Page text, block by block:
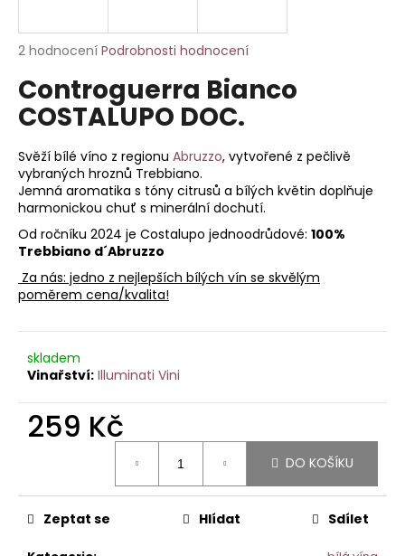
Průměrné
produktu
je
5,0
5
hvězdiček.
2 hodnocení Podrobnosti hodnocení
Controguerra Bianco
COSTALUPO DOC.
Svěží bílé víno z regionu Abruzzo, vytvořené z pečlivě
vybraných hroznů Trebbiano.
Jemná aromatika s tóny citrusů a bílých květin doplňuje
harmonickou chuť s minerální dochutí.
Od ročníku 2024 je Costalupo jednoodrůdové: 100%
Trebbiano d´Abruzzo
Za nás: jedno z nejlepších bílých vín se skvělým
poměrem cena/kvalita!
skladem
Illuminati Vini
259 Kč
DO KOŠÍKU
Zeptat se Hlídat Sdílet
j
t
?
HLEDAT
D
o
p
č
u